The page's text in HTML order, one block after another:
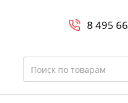
8 800-700-23-
8 495
Search